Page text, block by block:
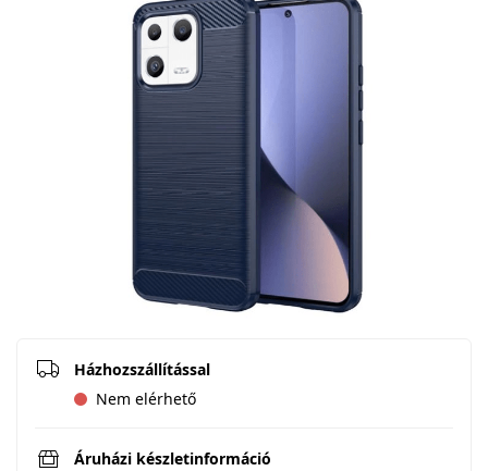
Házhozszállítással
Nem elérhető
Áruházi készletinformáció